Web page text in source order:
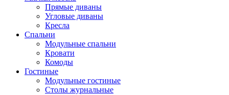
Прямые диваны
Угловые диваны
Кресла
Спальни
Модульные спальни
Кровати
Комоды
Гостиные
Модульные гостиные
Столы журнальные